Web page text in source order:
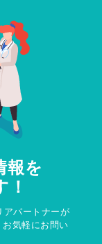
報を
アパートナーが
気軽にお問い